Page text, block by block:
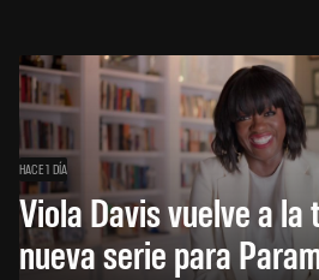
HACE 1 DÍA
Viola Davis vuelve a
nueva serie para